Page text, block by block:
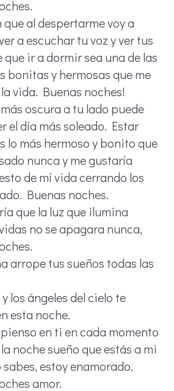
que al despertarme voy a
a escuchar tu voz y ver tus
que ir a dormir sea una de las
bonitas y hermosas que me
vida. Buenas noches!
oscura a tu lado puede
el día más soleado. Estar
lo más hermoso y bonito que
nunca y me gustaría
de mí vida cerrando los
Buenas noches.
que la luz que ilumina
no se apagara nunca,
arrope tus sueños todas las
los ángeles del cielo te
esta noche.
en ti en cada momento
noche sueño que estás a mi
sabes, estoy enamorado.
amor.